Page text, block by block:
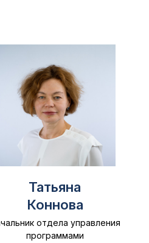
Татьяна
Коннова
отдела управления
программами